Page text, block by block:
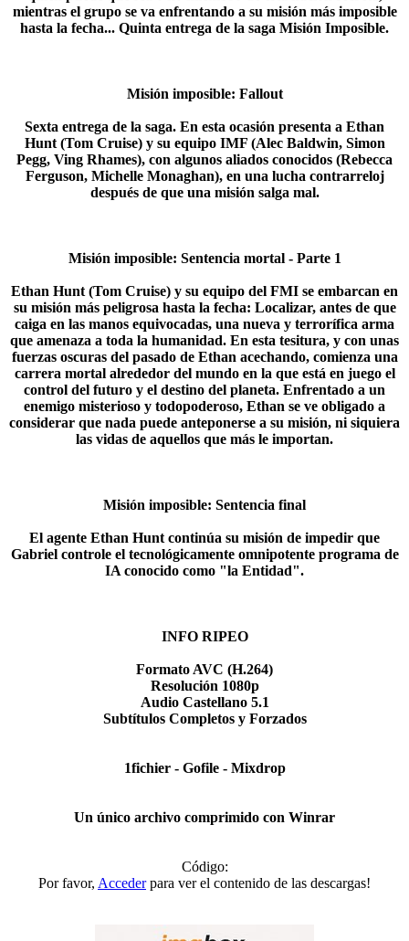
mientras el grupo se va enfrentando a su misión más imposible
hasta la fecha... Quinta entrega de la saga Misión Imposible.​
Misión imposible: Fallout
Sexta entrega de la saga. En esta ocasión presenta a Ethan
Hunt (Tom Cruise) y su equipo IMF (Alec Baldwin, Simon
Pegg, Ving Rhames), con algunos aliados conocidos (Rebecca
Ferguson, Michelle Monaghan), en una lucha contrarreloj
después de que una misión salga mal.​
Misión imposible: Sentencia mortal - Parte 1
Ethan Hunt (Tom Cruise) y su equipo del FMI se embarcan en
su misión más peligrosa hasta la fecha: Localizar, antes de que
caiga en las manos equivocadas, una nueva y terrorífica arma
que amenaza a toda la humanidad. En esta tesitura, y con unas
fuerzas oscuras del pasado de Ethan acechando, comienza una
carrera mortal alrededor del mundo en la que está en juego el
control del futuro y el destino del planeta. Enfrentado a un
enemigo misterioso y todopoderoso, Ethan se ve obligado a
considerar que nada puede anteponerse a su misión, ni siquiera
las vidas de aquellos que más le importan.​
Misión imposible: Sentencia final
El agente Ethan Hunt continúa su misión de impedir que
Gabriel controle el tecnológicamente omnipotente programa de
IA conocido como "la Entidad".​
INFO RIPEO
Formato AVC (H.264)
Resolución 1080p
Audio Castellano 5.1
Subtítulos Completos y Forzados
1fichier - Gofile - Mixdrop
Un único archivo comprimido con Winrar
Código:
Por favor, Accederpara ver el contenido de las descargas!